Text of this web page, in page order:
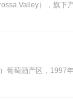
Valley），旗下
葡萄酒产区，1997